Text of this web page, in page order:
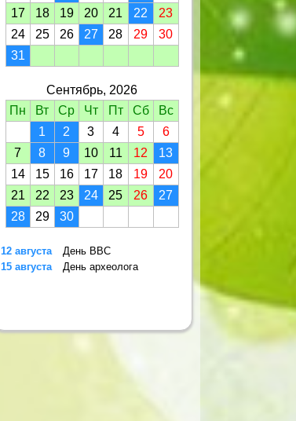
17
18 19 20 21 22
23
24
25 26 27 28 29
30
31
Сентябрь, 2026
Пн
Вт Ср Чт Пт Сб
Вс
1
2 3 4 5
6
7
8 9 10 11 12
13
14
15 16 17 18 19
20
21
22 23 24 25 26
27
28
29 30
12 августа
День ВВС
15 августа
День археолога